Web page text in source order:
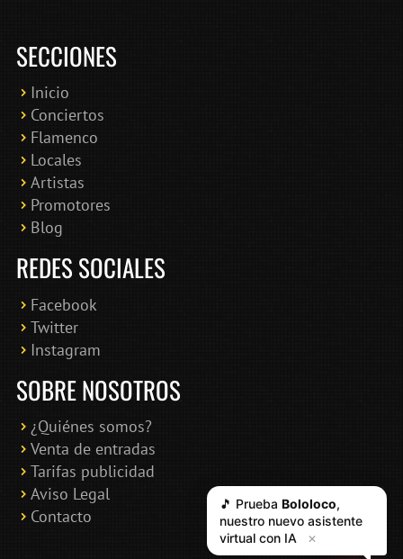
SECCIONES
Inicio
Conciertos
Flamenco
Locales
Artistas
Promotores
Blog
REDES SOCIALES
Facebook
Twitter
Instagram
SOBRE NOSOTROS
¿Quiénes somos?
Venta de entradas
Tarifas publicidad
Aviso Legal
Contacto
🎵 Prueba Bololoco,
nuestro nuevo asistente
virtual con IA
✕